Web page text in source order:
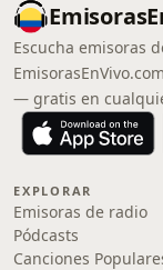
Escucha emisoras
— gratis en
EXPLORAR
Emisoras de radio
Pódcasts
Canciones